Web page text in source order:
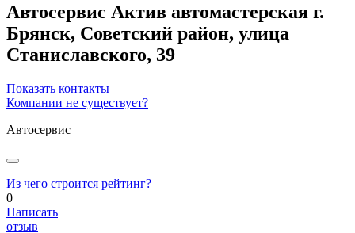
Автосервис Актив автомастерская г.
Брянск, Советский район, улица
Станиславского, 39
Показать контакты
Компании не существует?
Автосервис
Из чего строится рейтинг?
0
Написать
отзыв